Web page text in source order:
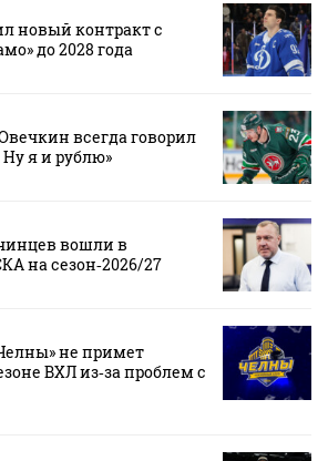
новый контракт с
до 2028 года
всегда говорил
я и рублю»
вошли в
на сезон‑2026/27
не примет
ВХЛ из‑за проблем с